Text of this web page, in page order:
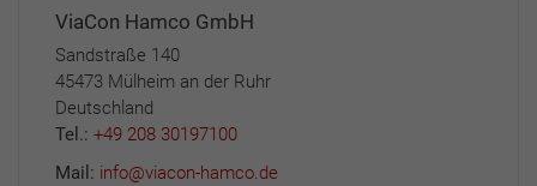
ViaCon Hamco GmbH
Sandstraße 140
45473 Mülheim an der Ruhr
Deutschland
Tel.: +49 208 30197100
Mail: info@viacon-hamco.de